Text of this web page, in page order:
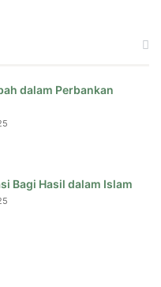
dalam Perbankan
Bagi Hasil dalam Islam